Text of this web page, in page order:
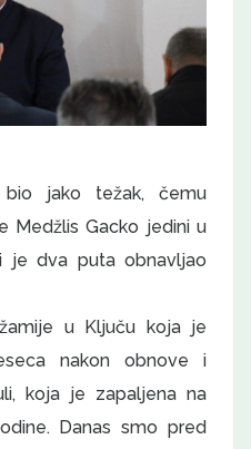
jako težak, čemu
Medžlis Gacko jedini u
je dva puta obnavljao
u Ključu koja je
nakon obnove i
koja je zapaljena na
Danas smo pred